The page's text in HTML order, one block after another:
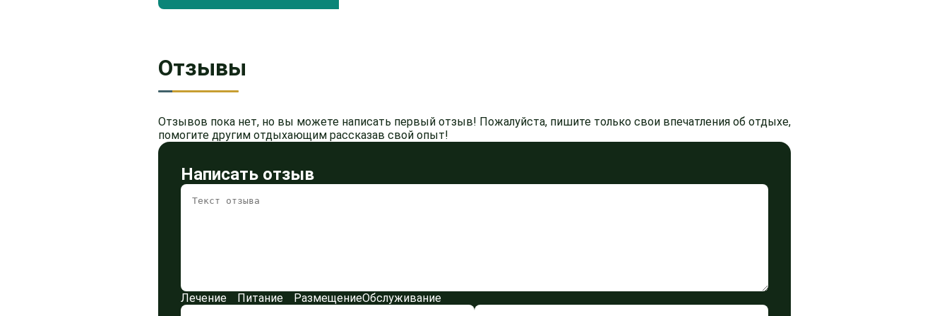
Отзывы
Отзывов пока нет, но вы можете написать первый отзыв! Пожалуйста, пишите только свои впечатления об отдыхе,
помогите другим отдыхающим рассказав свой опыт!
Написать отзыв
Лечение Питание РазмещениеОбслуживание